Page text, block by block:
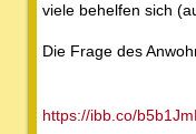
viele behelfen sich
Die Frage des
https://ibb.co/